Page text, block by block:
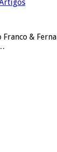
Franco &